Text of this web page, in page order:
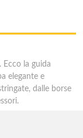
Ecco la guida
elegante e
dalle borse
Magnani-